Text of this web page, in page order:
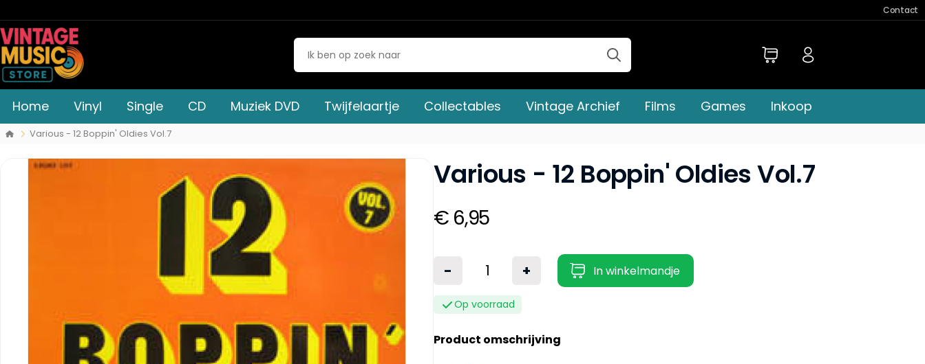
Contact
Home Vinyl Single CD Muziek DVD Twijfelaartje Collectables Vintage Archief Films Games Inkoop
Various - 12 Boppin' Oldies Vol.7
Various - 12 Boppin' Oldies Vol.7
€ 6,95
- + In winkelmandje
Op voorraad
Product omschrijving